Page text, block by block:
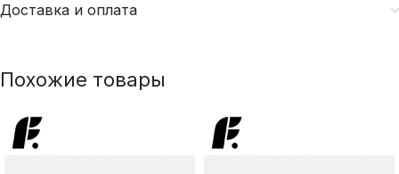
Доставка и оплата
Похожие товары